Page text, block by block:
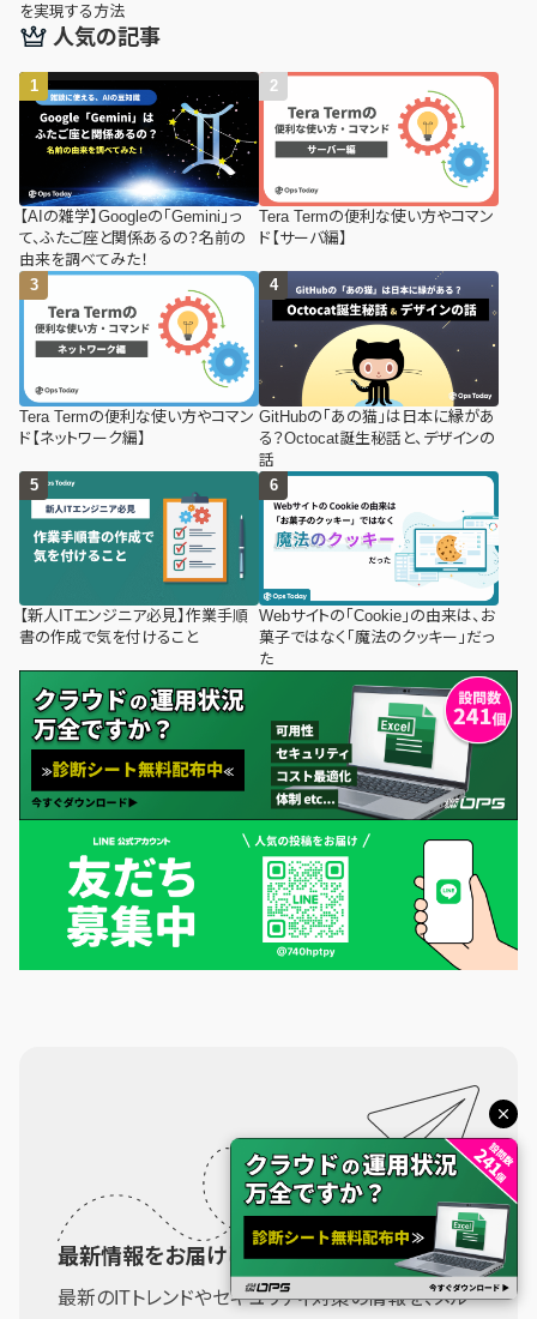
を実現する方法
人気の記事
【AIの雑学】Googleの「Gemini」っ
て、ふたご座と関係あるの？名前の
由来を調べてみた！
Tera Termの便利な使い方やコマン
ド【サーバ編】
Tera Termの便利な使い方やコマン
ド【ネットワーク編】
GitHubの「あの猫」は日本に縁があ
る？Octocat誕生秘話と、デザインの
話
【新人ITエンジニア必見】作業手順
書の作成で気を付けること
Webサイトの「Cookie」の由来は、お
菓子ではなく「魔法のクッキー」だっ
た
最新情報をお届けします！
最新のITトレンドやセキュリティ対策の情報を、メル